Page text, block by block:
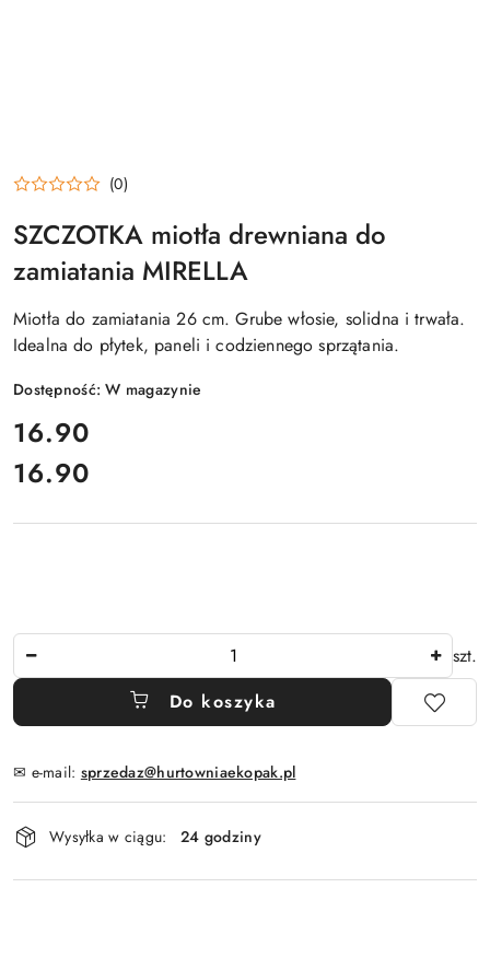
(0)
SZCZOTKA miotła drewniana do
zamiatania MIRELLA
Miotła do zamiatania 26 cm. Grube włosie, solidna i trwała.
Idealna do płytek, paneli i codziennego sprzątania.
Dostępność:W magazynie
cena:
16.90
Cena:
16.90
szt.
Do koszyka
✉ e-mail: sprzedaz@hurtowniaekopak.pl
Dostępność
i
dostawa
Wysyłka w ciągu: 24 godziny